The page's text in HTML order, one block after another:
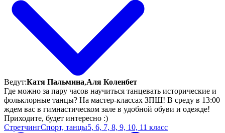
Ведут:Катя Пальмина,Аля Коленбет
Где можно за пару часов научиться танцевать исторические и
фольклорные танцы? На мастер-классах ЗПШ! В среду в 13:00
ждем вас в гимнастическом зале в удобной обуви и одежде!
Приходите, будет интересно :)
СтретчингСпорт, танцы5, 6, 7, 8, 9, 10, 11 класс